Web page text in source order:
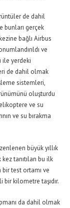
de dahil
bunları gerçek
bağlı Airbus
ve
ile yerdeki
de dahil olmak
sistemleri,
oluşturdu
ve su
ve su bırakma
büyük yıllık
kez tanıtılan bu ilk
bir test ortamı ve
kilometre taşıdır.
da dahil olmak